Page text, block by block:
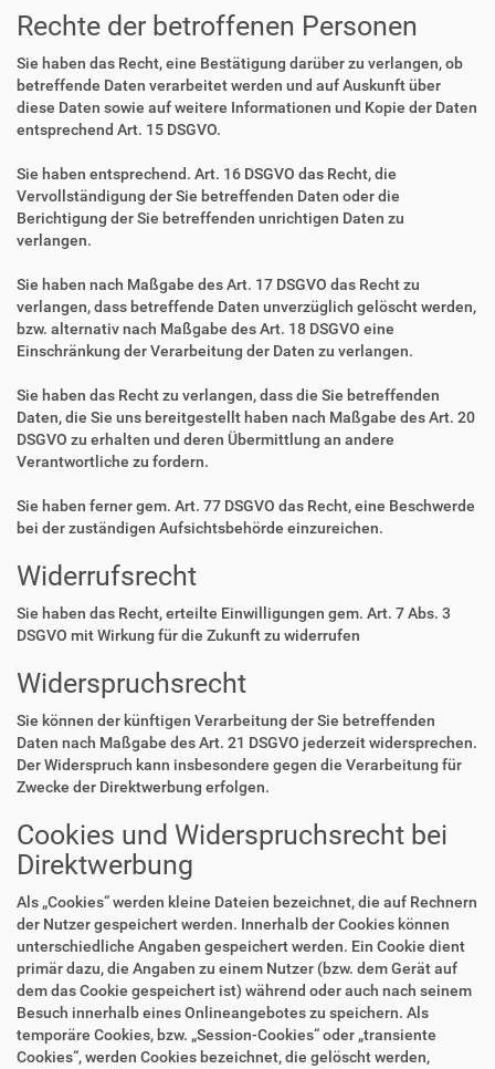
Rechte der betroffenen Personen
Sie haben das Recht, eine Bestätigung darüber zu verlangen, ob
betreffende Daten verarbeitet werden und auf Auskunft über
diese Daten sowie auf weitere Informationen und Kopie der Daten
entsprechend Art. 15 DSGVO.
Sie haben entsprechend. Art. 16 DSGVO das Recht, die
Vervollständigung der Sie betreffenden Daten oder die
Berichtigung der Sie betreffenden unrichtigen Daten zu
verlangen.
Sie haben nach Maßgabe des Art. 17 DSGVO das Recht zu
verlangen, dass betreffende Daten unverzüglich gelöscht werden,
bzw. alternativ nach Maßgabe des Art. 18 DSGVO eine
Einschränkung der Verarbeitung der Daten zu verlangen.
Sie haben das Recht zu verlangen, dass die Sie betreffenden
Daten, die Sie uns bereitgestellt haben nach Maßgabe des Art. 20
DSGVO zu erhalten und deren Übermittlung an andere
Verantwortliche zu fordern.
Sie haben ferner gem. Art. 77 DSGVO das Recht, eine Beschwerde
bei der zuständigen Aufsichtsbehörde einzureichen.
Widerrufsrecht
Sie haben das Recht, erteilte Einwilligungen gem. Art. 7 Abs. 3
DSGVO mit Wirkung für die Zukunft zu widerrufen
Widerspruchsrecht
Sie können der künftigen Verarbeitung der Sie betreffenden
Daten nach Maßgabe des Art. 21 DSGVO jederzeit widersprechen.
Der Widerspruch kann insbesondere gegen die Verarbeitung für
Zwecke der Direktwerbung erfolgen.
Cookies und Widerspruchsrecht bei
Direktwerbung
Als „Cookies“ werden kleine Dateien bezeichnet, die auf Rechnern
der Nutzer gespeichert werden. Innerhalb der Cookies können
unterschiedliche Angaben gespeichert werden. Ein Cookie dient
primär dazu, die Angaben zu einem Nutzer (bzw. dem Gerät auf
dem das Cookie gespeichert ist) während oder auch nach seinem
Besuch innerhalb eines Onlineangebotes zu speichern. Als
temporäre Cookies, bzw. „Session-Cookies“ oder „transiente
Cookies“, werden Cookies bezeichnet, die gelöscht werden,